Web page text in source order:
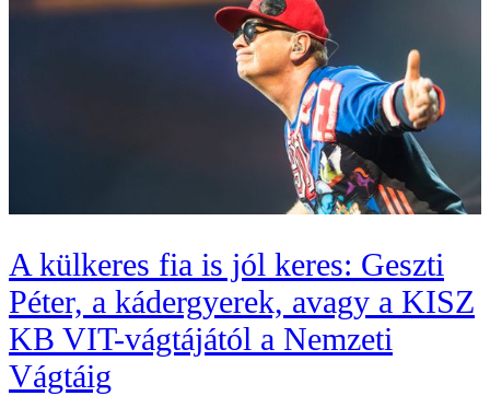
A külkeres fia is jól keres: Geszti
Péter, a kádergyerek, avagy a KISZ
KB VIT-vágtájától a Nemzeti
Vágtáig